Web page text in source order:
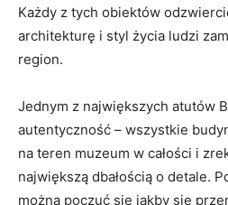
Każdy z tych obiektów
architekturę i styl życia ludzi
region.
Jednym z największych atutów
autentyczność – wszystkie
na teren muzeum w całości i
największą dbałością o detale.
można poczuć się jakby się